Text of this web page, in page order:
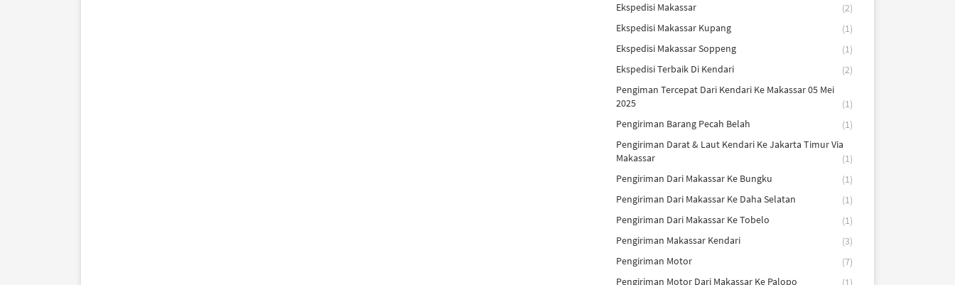
Ekspedisi Makassar
(2)
Ekspedisi Makassar Kupang
(1)
Ekspedisi Makassar Soppeng
(1)
Ekspedisi Terbaik Di Kendari
(2)
Pengiman Tercepat Dari Kendari Ke Makassar 05 Mei
2025
(1)
Pengiriman Barang Pecah Belah
(1)
Pengiriman Darat & Laut Kendari Ke Jakarta Timur Via
Makassar
(1)
Pengiriman Dari Makassar Ke Bungku
(1)
Pengiriman Dari Makassar Ke Daha Selatan
(1)
Pengiriman Dari Makassar Ke Tobelo
(1)
Pengiriman Makassar Kendari
(3)
Pengiriman Motor
(7)
Pengiriman Motor Dari Makassar Ke Palopo
(1)